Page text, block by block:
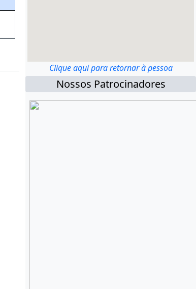
Clique aqui para retornar à pessoa
Nossos Patrocinadores